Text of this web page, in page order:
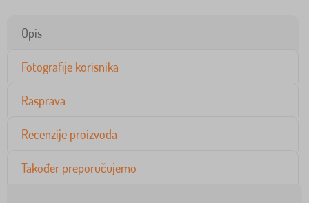
Opis
Fotografije korisnika
Rasprava
Recenzije proizvoda
Također preporučujemo